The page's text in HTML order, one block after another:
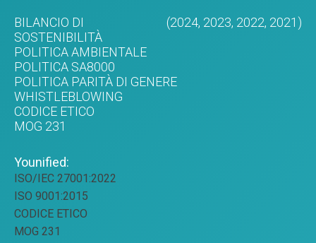
BILANCIO DI
SOSTENIBILITÀ
(2024, 2023, 2022, 2021)
POLITICA AMBIENTALE
POLITICA SA8000
POLITICA PARITÀ DI GENERE
WHISTLEBLOWING
CODICE ETICO
MOG 231
Younified:
ISO/IEC 27001:2022
ISO 9001:2015
CODICE ETICO
MOG 231